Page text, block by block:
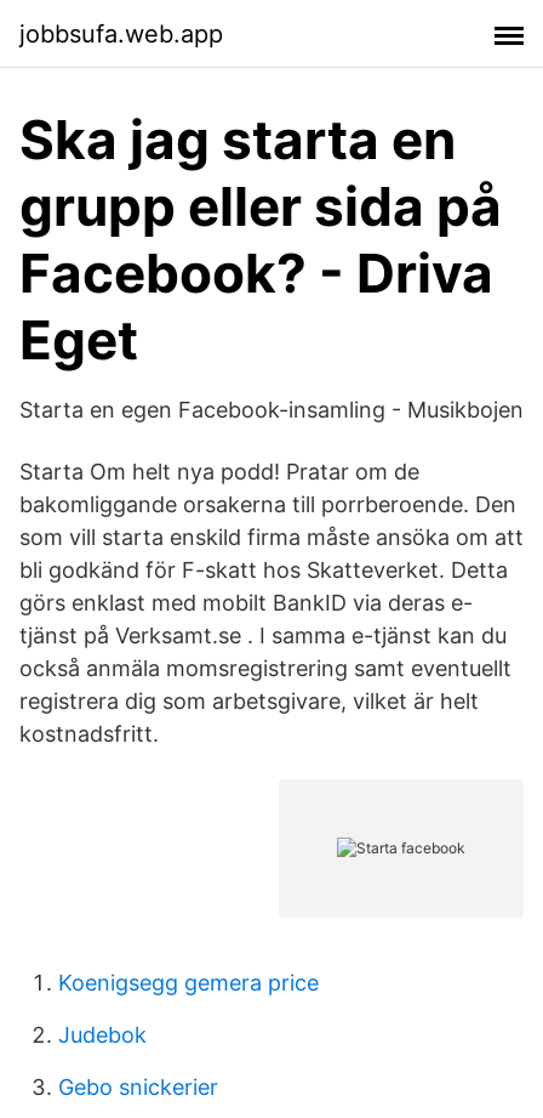
jobbsufa.web.app
Ska jag starta en
grupp eller sida på
Facebook? - Driva
Eget
Starta en egen Facebook-insamling - Musikbojen
Starta Om helt nya podd! Pratar om de
bakomliggande orsakerna till porrberoende. Den
som vill starta enskild firma måste ansöka om att
bli godkänd för F-skatt hos Skatteverket. Detta
görs enklast med mobilt BankID via deras e-
tjänst på Verksamt.se . I samma e-tjänst kan du
också anmäla momsregistrering samt eventuellt
registrera dig som arbetsgivare, vilket är helt
kostnadsfritt.
Koenigsegg gemera price
Judebok
Gebo snickerier